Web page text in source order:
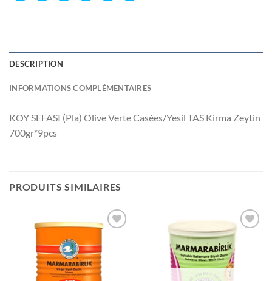
DESCRIPTION
INFORMATIONS COMPLÉMENTAIRES
KOY SEFASI (Pla) Olive Verte Casées/Yesil TAS Kirma Zeytin
700gr*9pcs
PRODUITS SIMILAIRES
à la liste
souhaits
Ajouter
à la liste
souhaits